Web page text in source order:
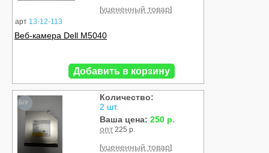
арт 13-12-113
[уцененный товар]
Веб-камера Dell M5040
Добавить в корзину
Б/У
Количество:
2 шт.
Ваша цена: 250 р.
опт 225 р.
[уцененный товар]